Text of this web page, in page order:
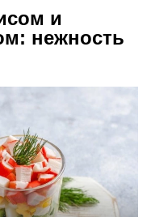
и
нежность